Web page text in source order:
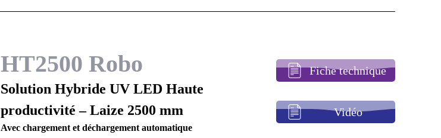
HT2500 Robo
Solution Hybride UV LED Haute
productivité – Laize 2500 mm
Avec chargement et déchargement automatique
Fiche technique
Vidéo